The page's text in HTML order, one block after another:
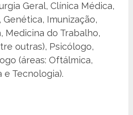
Geral, Clínica Médica,
Imunização,
Medicina do Trabalho,
outras), Psicólogo,
(áreas: Oftálmica,
e Tecnologia).